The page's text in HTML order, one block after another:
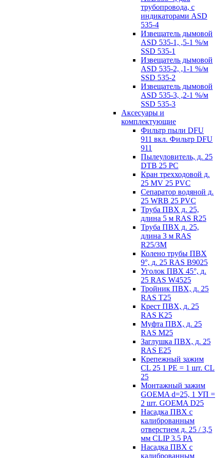
трубопровода, с
индикаторами ASD
535-4
Извещатель дымовой
ASD 535-1, ,5-1 %/м
SSD 535-1
Извещатель дымовой
ASD 535-2, ,1-1 %/м
SSD 535-2
Извещатель дымовой
ASD 535-3, ,2-1 %/м
SSD 535-3
Аксесуары и
комплектующие
Фильтр пыли DFU
911 вкл. Фильтр DFU
911
Пылеуловитель, д. 25
DTB 25 PC
Кран трехходовой д.
25 MV 25 PVC
Сепаратор водяной д.
25 WRB 25 PVC
Труба ПВХ д. 25,
длина 5 м RAS R25
Труба ПВХ д. 25,
длина 3 м RAS
R25/3M
Колено трубы ПВХ
9°, д. 25 RAS B9025
Уголок ПВХ 45°, д.
25 RAS W4525
Тройник ПВХ, д. 25
RAS T25
Крест ПВХ, д. 25
RAS K25
Муфта ПВХ, д. 25
RAS M25
Заглушка ПВХ, д. 25
RAS E25
Крепежный зажим
CL 25 1 PE = 1 шт. CL
25
Монтажный зажим
GOEMA d=25, 1 УП =
2 шт. GOEMA D25
Насадка ПВХ с
калиброванным
отверстием д. 25 / 3,5
мм CLIP 3.5 PA
Насадка ПВХ с
калиброванным